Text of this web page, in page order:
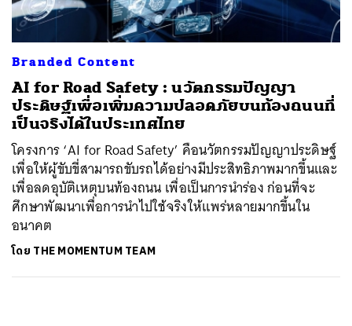
Branded Content
AI for Road Safety : นวัตกรรมปัญญา
ประดิษฐ์เพื่อเพิ่มความปลอดภัยบนท้องถนนที่
เป็นจริงได้ในประเทศไทย
โครงการ ‘AI for Road Safety’ คือนวัตกรรมปัญญาประดิษฐ์
เพื่อให้ผู้ขับขี่สามารถขับรถได้อย่างมีประสิทธิภาพมากขึ้นและ
เพื่อลดอุบัติเหตุบนท้องถนน เพื่อเป็นการนำร่อง ก่อนที่จะ
ศึกษาพัฒนาเพื่อการนำไปใช้จริงให้แพร่หลายมากขึ้นใน
อนาคต
โดย THE MOMENTUM TEAM
ค้นหา
SHARE TWEET